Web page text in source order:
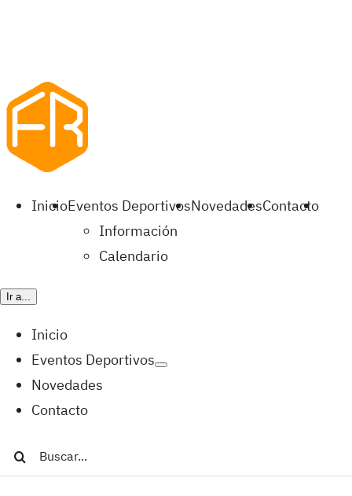
InicioEventos Deportivos
Información
Calendario
NovedadesContacto
Ir a...
Inicio
Eventos Deportivos
Novedades
Contacto
Buscar: